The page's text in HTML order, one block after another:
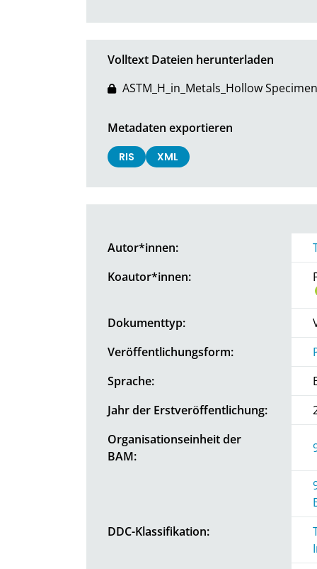
Volltext Dateien herunterladen
ASTM_H_in_Metals_Hollow
Metadaten exportieren
RIS XML
Autor*innen:
Koautor*innen:
Dokumenttyp:
Veröffentlichungsform:
Sprache:
Jahr der Erstveröffentlichung:
Organisationseinheit der
BAM:
DDC-Klassifikation: